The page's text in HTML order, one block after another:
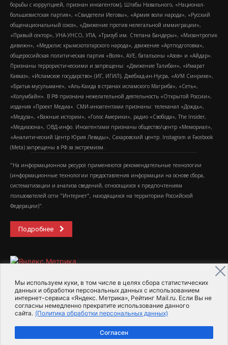
Мы используем куки, в том числе в целях сбора статистических
данных и обработки персональных данных с использованием
интернет-сервиса «Яндекс. Метрика», Рейтинг Mail.ru. Если Вы не
согласны немедленно прекратите использование данного
сайта. (Политика обработки персональных данных)
Согласен
борьбы с коррупцией, признан иноагентом), Штабы Навального, «Национал-
большевистская партия», «Свидетели Иеговы», «Армия воли народа», «Русский
общенациональный союз», «Движение против нелегальной иммиграции»,
«Правый сектор», УНА-УНСО, УПА, «Тризуб им. Степана Бандеры», «Мизантропик
дивижн», «Меджлис крымскотатарского народа», движение «Артподготовка»,
общероссийская политическая партия «Воля», АУЕ, батальоны «Азов» и «Айдар».
Признаны террористическими и запрещены: «Движение Талибан», «Имарат
Кавказ», «Исламское государство» (ИГ, ИГИЛ), Джебхад-ан-Нусра, «АУМ Синрике»,
«Братья-мусульмане», «Аль-Каида в странах исламского Магриба», «Сеть»,
«Колумбайн». В РФ признана нежелательной деятельность «Открытой России»,
издания «Проект Медиа». СМИ-иноагентами признаны: телеканал «Дождь»,
«Медуза», «Важные истории», «Голос Америки», радио «Свобода», The Insider,
«Медиазона», ОВД-инфо. Иноагентами признаны общество/центр «Мемориал»,
«Аналитический Центр Юрия Левады», Сахаровский центр. Instagram и Facebook
(Metа) запрещены в РФ за экстремизм.
"На информационном ресурсе применяются рекомендательные технологии
(информационные технологии предоставления информации на основе сбора,
систематизации и анализа сведений, относящихся к предпочтениям
пользователей сети "Интернет", находящихся на территории Российской
Федерации)".
Подробнее
2015-2026- Информационное агентство МедиаПоток
Для справки Об издании
Пользовательское соглашение
Политика обработки персональных данных